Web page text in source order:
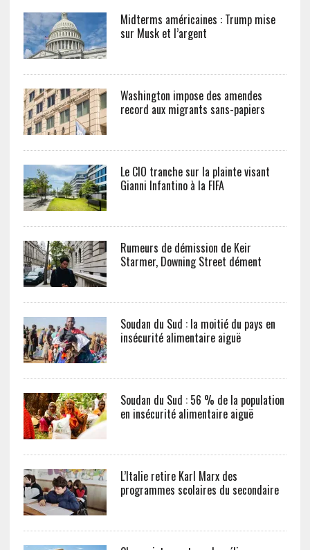
Midterms américaines : Trump mise
sur Musk et l’argent
Washington impose des amendes
record aux migrants sans-papiers
Le CIO tranche sur la plainte visant
Gianni Infantino à la FIFA
Rumeurs de démission de Keir
Starmer, Downing Street dément
Soudan du Sud : la moitié du pays en
insécurité alimentaire aiguë
Soudan du Sud : 56 % de la population
en insécurité alimentaire aiguë
L’Italie retire Karl Marx des
programmes scolaires du secondaire